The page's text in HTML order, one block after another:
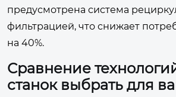
предусмотрена система
фильтрацией, что снижает
на 40%.
Сравнение
станок выбрать для